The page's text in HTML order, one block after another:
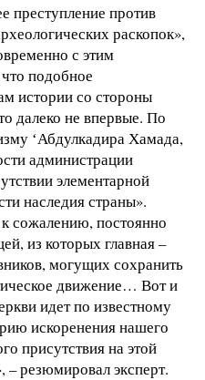
преступление против
раскопок»,
с этим
подобное
истории со стороны
далеко не впервые. По
ʻАбдулкадира Хамада,
администрации
элементарной
наследия страны».
сожалению, постоянно
из которых главная –
могущих сохранить
движение… Вот и
идет по известному
искоренения нашего
присутствия на этой
– резюмировал эксперт.